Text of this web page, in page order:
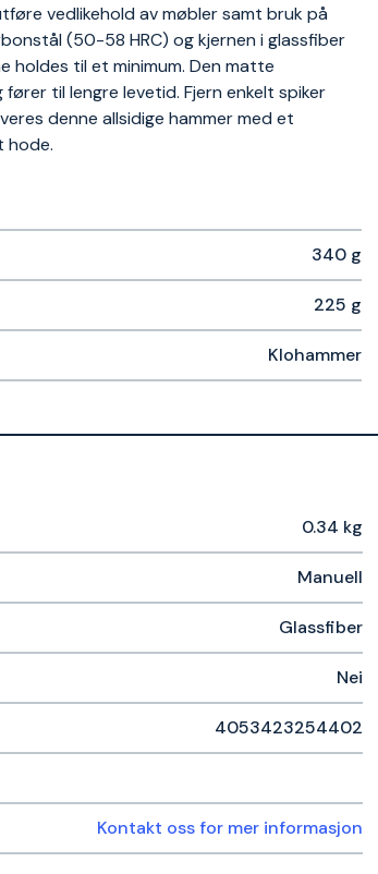
vedlikehold av møbler samt bruk på
(50-58 HRC) og kjernen i glassfiber
holdes til et minimum. Den matte
til lengre levetid. Fjern enkelt spiker
denne allsidige hammer med et
hode.
340 g
225 g
Klohammer
0.34 kg
Manuell
Glassfiber
Nei
4053423254402
Kontakt oss for mer informasjon